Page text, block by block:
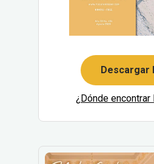
Descargar
¿Dónde encontrar